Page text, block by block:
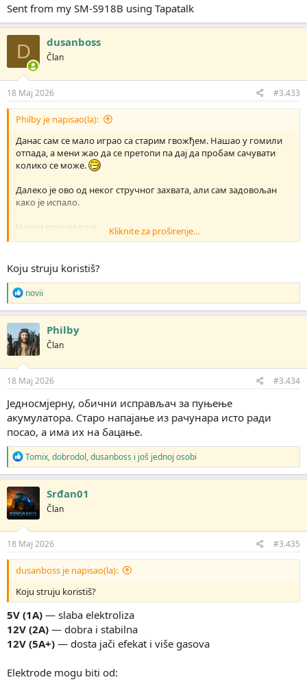
Sent from my SM-S918B using Tapatalk
D dusanboss
Član
18 Maj 2026 #3.433
Philby je napisao(la):
Данас сам се мало играо са старим гвожђем. Нашао у гомили
отпада, а мени жао да се претопи па дај да пробам сачувати
колико се може.
Далеко је ово од неког стручног захвата, али сам задовољан
како је испало.
Након проналаска.
Мали козметички третман електролизом.
Након третмана се указаше жиг и серијски број.
И завршни корак, да се ушминка са мало дрвета.
Kliknite za proširenje...
Koju struju koristiš?
R
e
a
g
o
v
a
n
j
:
novii
Philby
Član
18 Maj 2026 #3.434
Једносмјерну, обични исправљач за пуњење
акумулатора. Старо напајање из рачунара исто ради
посао, а има их на бацање.
R
e
a
g
o
v
a
n
j
Tomix,dobrodol,dusanboss i još jednoj osobi
Srđan01
Član
18 Maj 2026 #3.435
dusanboss je napisao(la):
Koju struju koristiš?
5V (1A) — slaba elektroliza
12V (2A) — dobra i stabilna
12V (5A+) — dosta jači efekat i više gasova
Elektrode mogu biti od: